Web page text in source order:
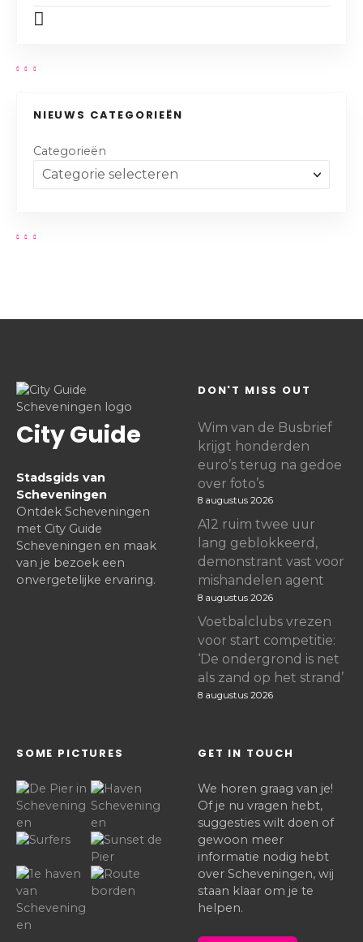
NIEUWS CATEGORIEËN
Categorieën
City Guide
Stadsgids van
Scheveningen
Ontdek Scheveningen
met City Guide
Scheveningen en maak
van je bezoek een
onvergetelijke ervaring.
DON'T MISS OUT
Wim van de Busbrief
krijgt honderden
euro’s terug na gedoe
over foto’s
8 augustus 2026
A12 ruim twee uur
lang geblokkeerd,
demonstrant vast voor
mishandelen agent
8 augustus 2026
Voetbalclubs vrezen
voor start competitie:
‘De ondergrond is net
als zand op het strand’
8 augustus 2026
SOME PICTURES GET IN TOUCH
We horen graag van je!
Of je nu vragen hebt,
suggesties wilt doen of
gewoon meer
informatie nodig hebt
over Scheveningen, wij
staan klaar om je te
helpen.